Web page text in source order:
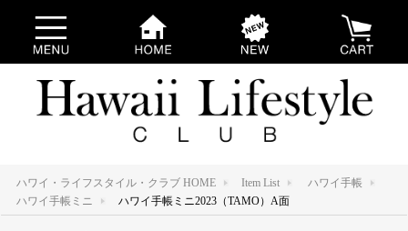
ハワイ・ライフスタイル・クラブ HOME Item List
ハワイ手帳
ハワイ手帳ミニ
ハワイ手帳ミニ2023（TAMO）A面